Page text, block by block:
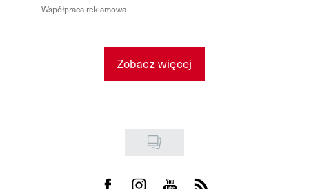
Współpraca reklamowa
Zobacz więcej
Visit us on Facebook
Visit us on Instagram
Visit us on Youtube
Visit us on Rss